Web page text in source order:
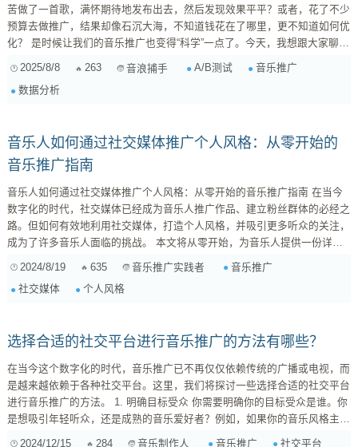
苦做了一首歌，满怀期待地发布出去，然后发现效果平平？或者，花了不少
预算去做推广，结果却像石沉大海，不知道钱花在了哪里，更不知道如何优
化？ 是时候让我们的音乐推广也变得“科学”一点了。今天，我想跟大家聊聊
一个在互联网营销领域被广泛应用，但在音乐圈似乎还未得到足够重视的利
器——A/B测试。它不是什么玄学，而是一种数据驱动的决策方法，能帮你
实打实地找到最有效的推广策略。 什么是A/B测试，以及它在音乐推广中的
2025/8/8 263 音浪捕手 A/B测试
音乐推广
数据分析
音乐人如何通过社交媒体推广个人风格：从零开始的
音乐推广指南
音乐人如何通过社交媒体推广个人风格：从零开始的音乐推广指南 在当今
数字化的时代，社交媒体已经成为音乐人推广作品、建立粉丝群体的必经之
路。但如何有效地利用社交媒体，打造个人风格，并吸引更多听众的关注，
成为了许多音乐人面临的挑战。 本文将从零开始，为音乐人提供一份详细
音乐，并建立属于自己的音乐品牌。 1. 选择合适的社交媒体平台 不同的社
交媒体平台拥有不同的用户群体和使用习惯，因此选择合适的平台是第一
2024/8/19 635 音乐推广实践者
音乐推广
社交媒体
个人风格
选择合适的社交平台进行音乐推广的方法有哪些？
在当今这个数字化的时代，音乐推广已不再仅仅依赖传统的广播或电视，而
是越来越依赖于各种社交平台。这里，我们将探讨一些选择合适的社交平台
进行音乐推广的方法。 1. 明确目标受众 你需要明确你的目标受众是谁。你
是想吸引年轻听众，还是成熟的音乐爱好者？例如，如果你的音乐风格主打
2024/12/15 284 音乐制作人 音乐推广
社交平台